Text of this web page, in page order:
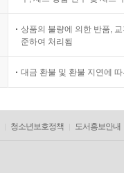
상품의 불량에 의한 반품,
준하여 처리됨
대금 환불 및 환불 지연에
청소년보호정책 도서홍보안내